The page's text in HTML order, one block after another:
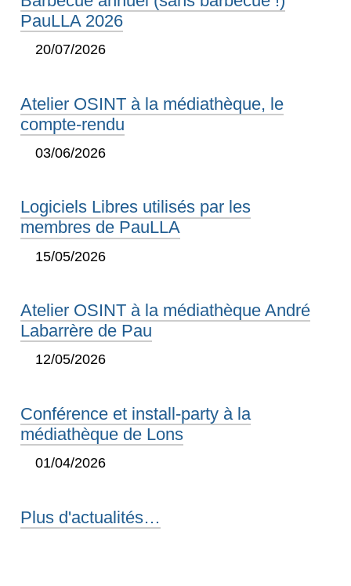
PauLLA 2026
20/07/2026
Atelier OSINT à la médiathèque, le
compte-rendu
03/06/2026
Logiciels Libres utilisés par les
membres de PauLLA
15/05/2026
Atelier OSINT à la médiathèque André
Labarrère de Pau
12/05/2026
Conférence et install-party à la
médiathèque de Lons
01/04/2026
Plus d'actualités…